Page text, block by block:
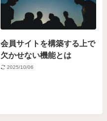
会員サイトを構築する上で
欠かせない機能とは
2025/10/06